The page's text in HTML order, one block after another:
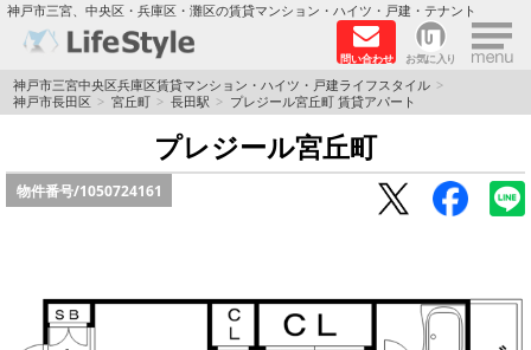
神戸市三宮、中央区・兵庫区・灘区の賃貸マンション・ハイツ・戸建・テナント
問い合わせ お気に入り ×
TOPページ
神戸の単身向けマンション特集
新築物件
保証人不要
神戸市三宮中央区兵庫区賃貸マンション・ハイツ・戸建ライフスタイル
神戸市長田区
宮丘町 長田駅 プレジール宮丘町 賃貸アパート
プレジール宮丘町
物件番号/1050724161